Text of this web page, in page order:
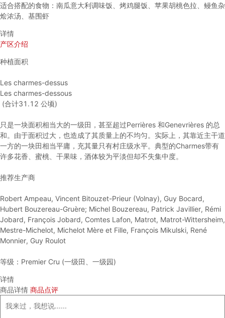
适合搭配的食物：南瓜意大利调味饭、烤鸡腿饭、苹果胡桃色拉、鳗鱼杂
烩浓汤、基围虾
详情
产区介绍
种植面积
Les charmes-dessus
Les charmes-dessous
(合计31.12 公顷)
只是一块面积相当大的一级田，甚至超过Perrières 和Genevrières 的总
和。由于面积过大，也造成了其质量上的不均匀。实际上，其靠近主干道
一方的一块田相当平庸，充其量只有村庄级水平。典型的Charmes带有
许多花香、蜜桃、干果味，酒体较为平淡但却不失集中度。
推荐生产商
Robert Ampeau, Vincent Bitouzet-Prieur (Volnay), Guy Bocard,
Hubert Bouzereau-Gruère; Michel Bouzereau, Patrick Javillier, Rémi
Jobard, François Jobard, Comtes Lafon, Matrot, Matrot-Wittersheim,
Mestre-Michelot, Michelot Mère et Fille, François Mikulski, René
Monnier, Guy Roulot
等级：Premier Cru (一级田、一级园)
详情
商品详情 商品点评